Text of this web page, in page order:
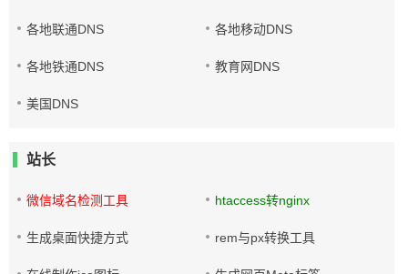
各地联通DNS 各地移动DNS
各地铁通DNS 教育网DNS
美国DNS
站长
微信域名检测工具 htaccess转nginx
生成桌面快捷方式 rem与px转换工具